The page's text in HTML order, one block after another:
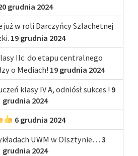
grudnia 2024
już w roli Darczyńcy Szlachetnej
19 grudnia 2024
IIc do etapu centralnego
o Mediach! 19 grudnia 2024
klasy IV A, odniósł sukces ! 9
grudnia 2024
6 grudnia 2024
UWM w Olsztynie… 3
grudnia 2024